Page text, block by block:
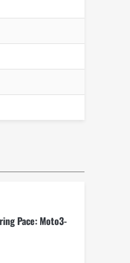
Pace: Moto3-